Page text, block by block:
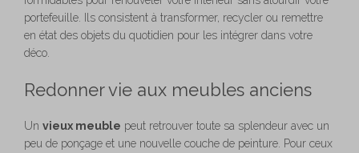
portefeuille. Ils consistent à transformer, recycler ou remettre
en état des objets du quotidien pour les intégrer dans votre
déco.
Redonner vie aux meubles anciens
Un vieux meuble peut retrouver toute sa splendeur avec un
peu de ponçage et une nouvelle couche de peinture. Pour ceux